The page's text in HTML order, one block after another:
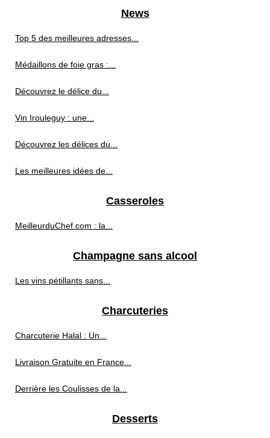
News
Top 5 des meilleures adresses...
Médaillons de foie gras :...
Découvrez le délice du...
Vin Irouleguy : une...
Découvrez les délices du...
Les meilleures idées de...
Casseroles
MeilleurduChef.com : la...
Champagne sans alcool
Les vins pétillants sans...
Charcuteries
Charcuterie Halal : Un...
Livraison Gratuite en France...
Derrière les Coulisses de la...
Desserts